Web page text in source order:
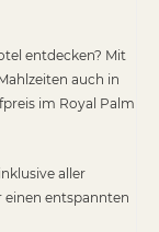
entdecken? Mit
auch in
im Royal Palm
aller
einen entspannten